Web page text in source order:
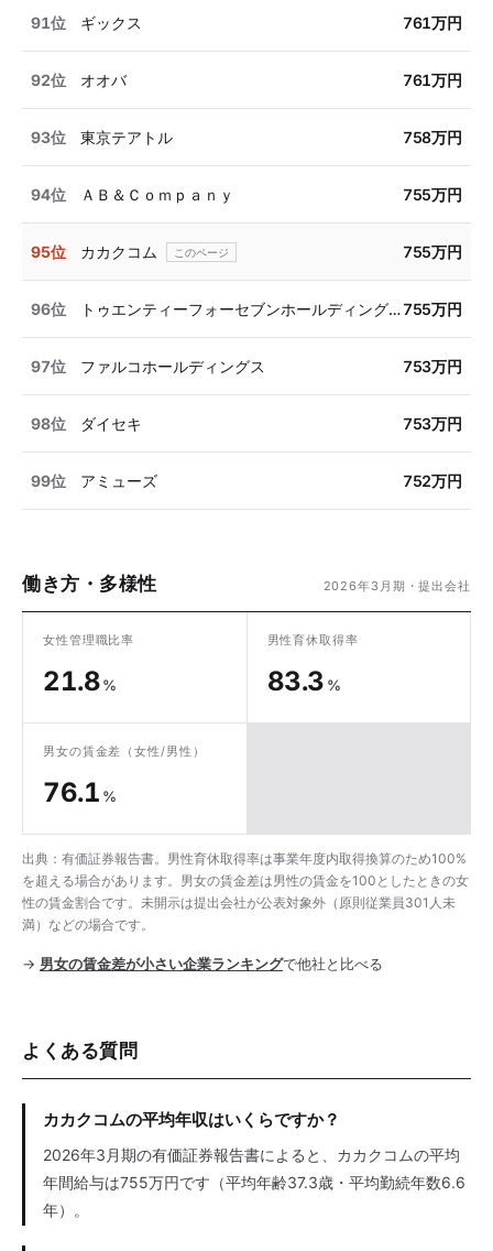
91位 ギックス 761万円
92位 オオバ 761万円
93位 東京テアトル 758万円
94位 ＡＢ＆Ｃｏｍｐａｎｙ 755万円
95位 カカクコム 755万円
96位 トゥエンティーフォーセブンホールディングス755万円
97位 ファルコホールディングス 753万円
98位 ダイセキ 753万円
99位 アミューズ 752万円
働き方・多様性 2026年3月期・提出会社
女性管理職比率
21.8%
男性育休取得率
83.3 %
男女の賃金差 （女性/男性）
76.1 %
出典：有価証券報告書。男性育休取得率は事業年度内取得換算のため100%
を超える場合があります。男女の賃金差は男性の賃金を100としたときの女
性の賃金割合です。未開示は提出会社が公表対象外（原則従業員301人未
満）などの場合です。
→ 男女の賃金差が小さい企業ランキングで他社と比べる
よくある質問
カカクコムの平均年収はいくらですか？
2026年3月期の有価証券報告書によると、カカクコムの平均
年間給与は755万円です（平均年齢37.3歳・平均勤続年数6.6
年）。